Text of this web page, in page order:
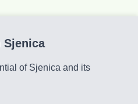
Sjenica
of Sjenica and its